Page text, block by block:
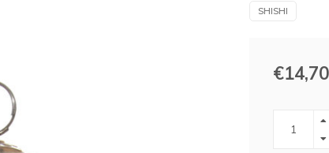
SHISHI
€14,70